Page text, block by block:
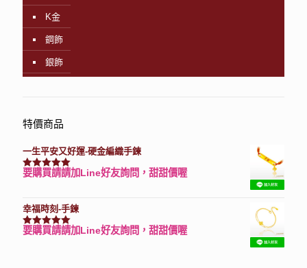
K金
鋼飾
銀飾
特價商品
一生平安又好運-硬金編織手鍊
評分7740滿分 5
要購買請請加Line好友詢問，甜甜價喔
幸福時刻-手鍊
評分3150滿分 5
要購買請請加Line好友詢問，甜甜價喔